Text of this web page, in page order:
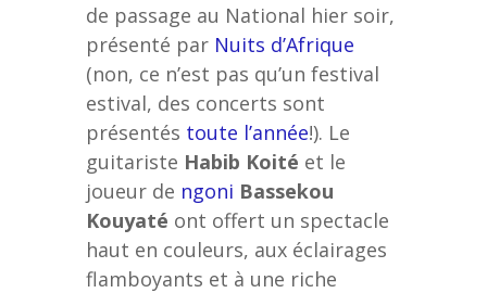
de passage au National hier soir,
présenté par Nuits d’Afrique
(non, ce n’est pas qu’un festival
estival, des concerts sont
présentés toute l’année!). Le
guitariste Habib Koité et le
joueur de ngoni Bassekou
Kouyaté ont offert un spectacle
haut en couleurs, aux éclairages
flamboyants et à une riche